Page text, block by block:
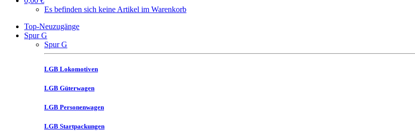
Es befinden sich keine Artikel im Warenkorb
Top-Neuzugänge
Spur G
Spur G
LGB Lokomotiven
LGB Güterwagen
LGB Personenwagen
LGB Startpackungen